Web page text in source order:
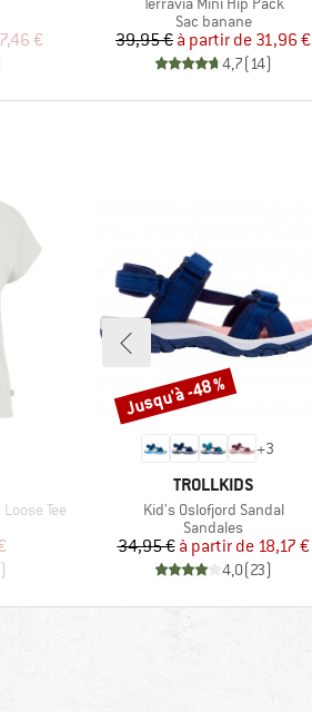
€
Product group
Sac banane
Prix
39,95 € Prix réduit
à partir de 31,96 €
4,7(14)
Tee
)
+3
MARQUE
TROLLKIDS
Article
Kid's Oslofjord Sandal
Product group
Sandales
Prix
34,95 € Prix réduit
à partir de 18,17 €
4,0(23)
Remise
Jusqu'à -48 %